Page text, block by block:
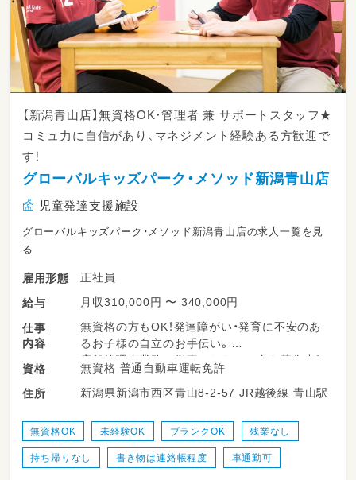
体操、ダンス、ゲーム等で自立を支援！
毎日のスモールステップを見逃さず
「できたね！」と声をかけて
発達に障がいのある子ども達の、
「一歩前進」を一緒になって
喜んでもらえると嬉しいです♪
【新潟青山店】無資格OK・管理者 兼 サポートスタッフ★
コミュ力に自信があり、マネジメント経験ある方歓迎で
す！
グローバルキッズパーク・メソッド新潟青山店
児童発達支援施設
グローバルキッズパーク・メソッド新潟青山店の求人一覧を見
る
雇用形態
正社員
給与
月収310,000円 〜 340,000円
仕事
内容
無資格の方もOK！発達障がい・発育に不安のあ
るお子様の自立のお手伝い。
店舗管理者業務に従事いただける方を募集中！
★店舗マネジメントをお任せします
★店長・役職経験のある方、歓迎！
のある方
子供達のお楽しみレクリエーションは
資格
無資格 普通自動車運転免許
住所
新潟県新潟市西区青山8-2-57 JR越後線 青山駅
無資格OK 未経験OK ブランクOK 残業なし
持ち帰りなし 書き物は連絡帳程度 車通勤可